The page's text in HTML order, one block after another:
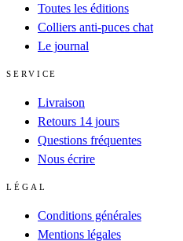
Toutes les éditions
Colliers anti-puces chat
Le journal
SERVICE
Livraison
Retours 14 jours
Questions fréquentes
Nous écrire
LÉGAL
Conditions générales
Mentions légales